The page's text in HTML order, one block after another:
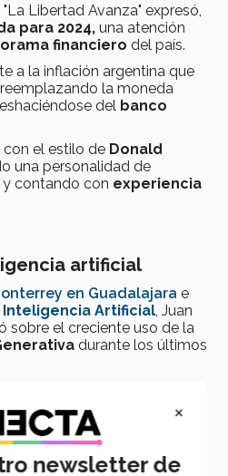
Libertad Avanza" expresó,
para 2024, una atención
financiero del país.
a la inflación argentina que
reemplazando la moneda
del banco
el estilo de Donald
una personalidad de
contando con experiencia
artificial
en Guadalajara e
Inteligencia Artificial , Juan
sobre el creciente uso de la
durante los últimos
durante este año
para
crear algo nuevo:
visuales, códigos, frases
etc.
de lainteligencia
×
newsletter de